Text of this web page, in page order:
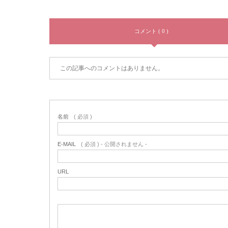
コメント ( 0 )
この記事へのコメントはありません。
名前 ( 必須 )
E-MAIL ( 必須 ) - 公開されません -
URL